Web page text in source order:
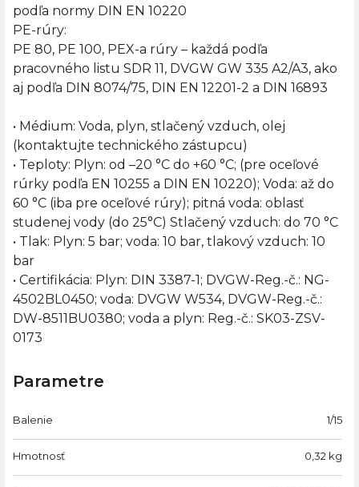
podľa normy DIN EN 10220
PE-rúry:
PE 80, PE 100, PEX-a rúry – každá podľa
pracovného listu SDR 11, DVGW GW 335 A2/A3, ako
aj podľa DIN 8074/75, DIN EN 12201-2 a DIN 16893
• Médium: Voda, plyn, stlačený vzduch, olej
(kontaktujte technického zástupcu)
• Teploty: Plyn: od –20 °C do +60 °C; (pre oceľové
rúrky podľa EN 10255 a DIN EN 10220); Voda: až do
60 °C (iba pre oceľové rúry); pitná voda: oblasť
studenej vody (do 25°C) Stlačený vzduch: do 70 °C
• Tlak: Plyn: 5 bar; voda: 10 bar, tlakový vzduch: 10
bar
• Certifikácia: Plyn: DIN 3387-1; DVGW-Reg.-č.: NG-
4502BL0450; voda: DVGW W534, DVGW-Reg.-č.:
DW-8511BU0380; voda a plyn: Reg.-č.: SK03-ZSV-
0173
Parametre
Balenie 1/15
Hmotnosť 0,32 kg